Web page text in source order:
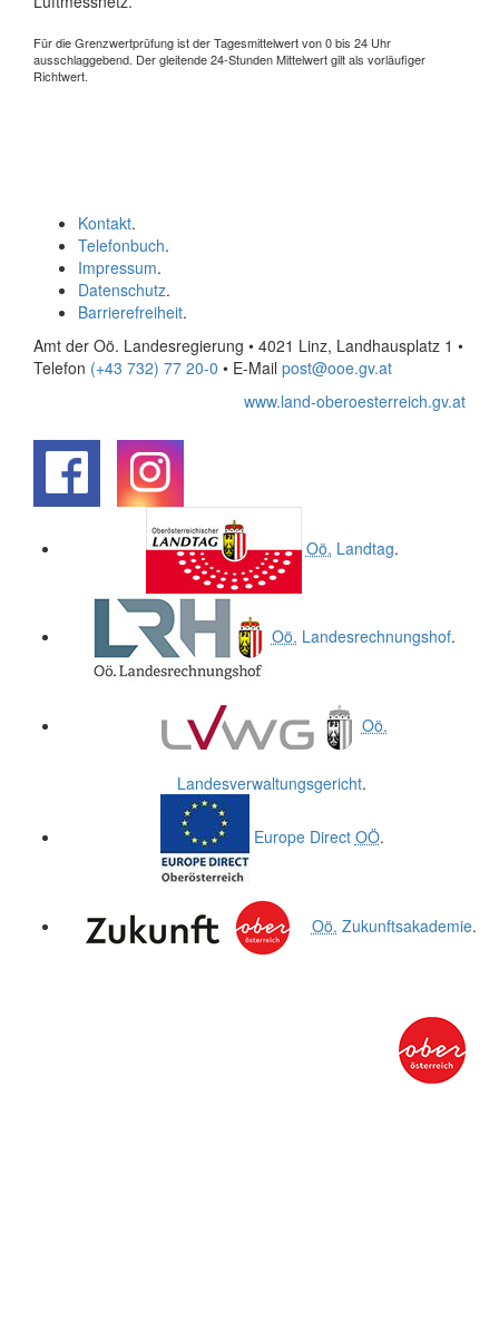
Für die Grenzwertprüfung ist der Tagesmittelwert von 0 bis 24 Uhr
ausschlaggebend. Der gleitende 24-Stunden Mittelwert gilt als vorläufiger
Richtwert.
Kontakt.
Telefonbuch.
Impressum.
Datenschutz.
Barrierefreiheit.
Amt der Oö. Landesregierung • 4021 Linz, Landhausplatz 1 •
Telefon (+43 732) 77 20-0 • E-Mail post@ooe.gv.at
www.land-oberoesterreich.gv.at
Oö. Landtag.
Oö. Landesrechnungshof.
Oö.
Landesverwaltungsgericht.
Europe Direct OÖ.
Oö. Zukunftsakademie.